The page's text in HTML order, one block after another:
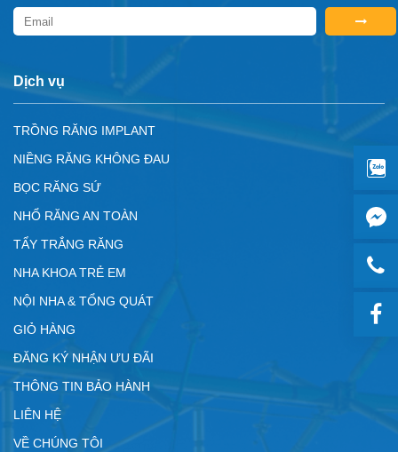
Dịch vụ
TRỒNG RĂNG IMPLANT
NIỀNG RĂNG KHÔNG ĐAU
BỌC RĂNG SỨ
NHỔ RĂNG AN TOÀN
TẨY TRẮNG RĂNG
NHA KHOA TRẺ EM
NỘI NHA & TỔNG QUÁT
GIỎ HÀNG
ĐĂNG KÝ NHẬN ƯU ĐÃI
THÔNG TIN BẢO HÀNH
LIÊN HỆ
VỀ CHÚNG TÔI